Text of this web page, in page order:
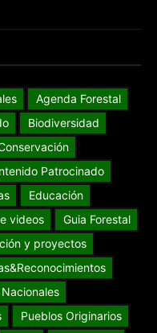
Agenda Forestal
Biodiversidad
Patrocinado
Educación
videos
Guia Forestal
y proyectos
Pueblos Originarios